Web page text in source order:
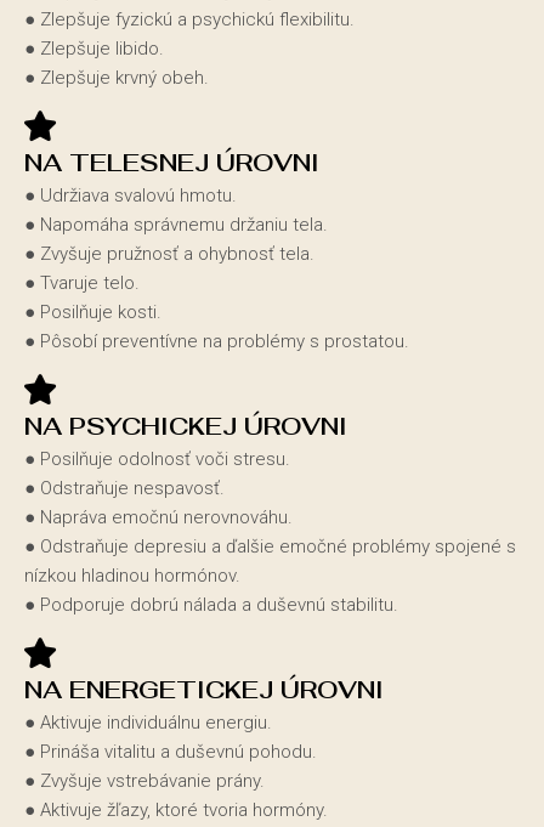
● Zlepšuje fyzickú a psychickú flexibilitu.
● Zlepšuje libido.
● Zlepšuje krvný obeh.
NA TELESNEJ ÚROVNI
● Udržiava svalovú hmotu.
● Napomáha správnemu držaniu tela.
● Zvyšuje pružnosť a ohybnosť tela.
● Tvaruje telo.
● Posilňuje kosti.
● Pôsobí preventívne na problémy s prostatou.
NA PSYCHICKEJ ÚROVNI
● Posilňuje odolnosť voči stresu.
● Odstraňuje nespavosť.
● Napráva emočnú nerovnováhu.
● Odstraňuje depresiu a ďalšie emočné problémy spojené s
nízkou hladinou hormónov.
● Podporuje dobrú nálada a duševnú stabilitu.
NA ENERGETICKEJ ÚROVNI
● Aktivuje individuálnu energiu.
● Prináša vitalitu a duševnú pohodu.
● Zvyšuje vstrebávanie prány.
● Aktivuje žľazy, ktoré tvoria hormóny.